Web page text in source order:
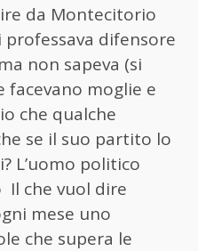
da Montecitorio
professava difensore
non sapeva (si
facevano moglie e
che qualche
se il suo partito lo
L’uomo politico
Il che vuol dire
mese uno
che supera le